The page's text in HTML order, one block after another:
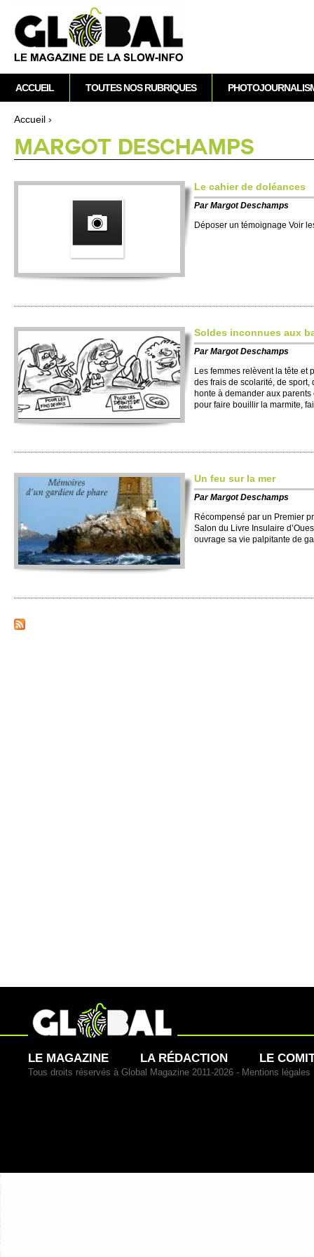
Vous êtes ici
Accueil ›
MARGOT DES­CHAMPS
Le cahier de doléances
ParMargot Des­champs
Déposer un témoignage Voir
So­ldes inconnues aux
ParMargot Des­champs
Les fe­mmes relèvent la tête et
des frais de sco­larité, de
honte à de­mander aux
pour faire bo­ui­llir la marmite,
Un feu sur la mer
ParMargot Des­champs
Réco­mpensé par un Pre­mier
Salon du Livre Insulaire
ouvrage sa vie palpi­tante de
M
e
n
p
r
i
l
ACCUEIL TOUTES NOS RUBRIQUES
LE MAGAZINE LA RÉDACTION LE
Tous droits réservés à Global Magazine 2011-2026 - Mentions légales